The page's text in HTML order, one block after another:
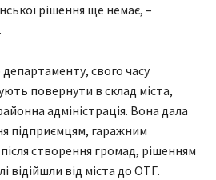
рішення ще немає, –
свого часу
повернути в склад міста,
адміністрація. Вона дала
підприємцям, гаражним
створення громад, рішенням
відійшли від міста до ОТГ.